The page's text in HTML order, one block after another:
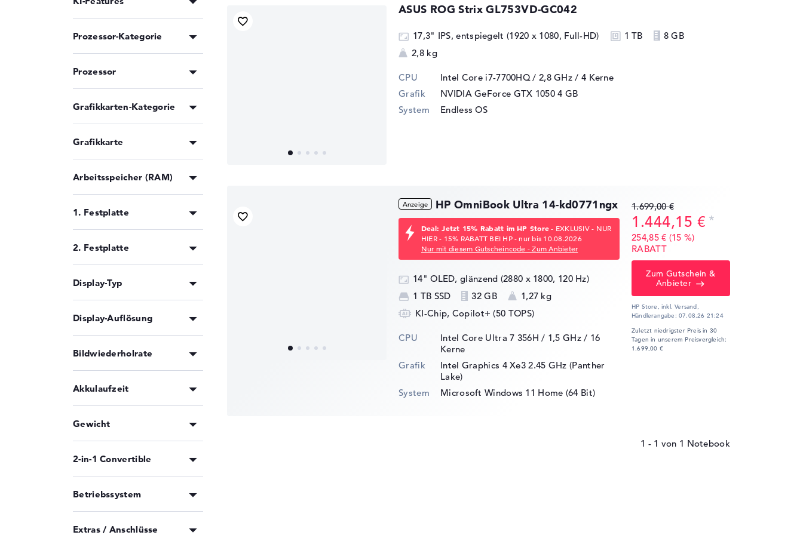
Prozessor-Kategorie
Prozessor
Grafikkarten-Kategorie
Grafikkarte
Arbeitsspeicher (RAM)
1. Festplatte
2. Festplatte
Display-Typ
Display-Auflösung
Bildwiederholrate
Akkulaufzeit
Gewicht
2-in-1 Convertible
Betriebssystem
Extras / Anschlüsse
ASUS ROG Strix GL753VD-GC042
17,3" IPS, entspiegelt (1920 x 1080, Full-HD) 1 TB
8 GB
2,8 kg
CPU Intel Core i7-7700HQ / 2,8 GHz / 4 Kerne
Grafik
NVIDIA GeForce GTX 10504 GB
System
Endless OS
HP OmniBook Ultra 14-kd0771ngx
Deal: Jetzt 15% Rabatt im HP Store- EXKLUSIV - NUR
HIER - 15% RABATT BEI HP - nur bis 10.08.2026
Nur mit diesem Gutscheincode - Zum Anbieter
14" OLED, glänzend (2880 x 1800, 120 Hz)
1 TB SSD
32 GB
1,27 kg
KI-Chip, Copilot+ (50 TOPS)
CPU Intel Core Ultra 7 356H / 1,5 GHz/ 16
Kerne
Grafik
Intel Graphics 4 Xe3 2.45 GHz (Panther
Lake)
System
Microsoft Windows 11 Home (64 Bit)
1.699,00 €
1.444,15 €
254,85 € (15 %)
RABATT
Zum Gutschein &
Anbieter
HP Store, inkl. Versand,
Händlerangabe: 07.08.26 21:24
Zuletzt niedrigster Preis in 30
Tagen in unserem Preisvergleich:
1.699,00 €
1 - 1 von 1